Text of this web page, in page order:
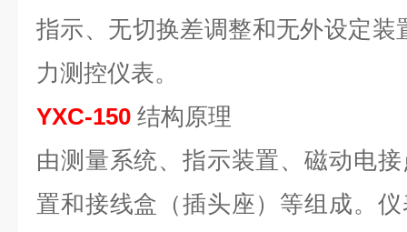
指示、无切换差调整和无外设定装
力测控仪表。
YXC-150 结构原理
由测量系统、指示装置、磁动电
置和接线盒（插头座）等组成。